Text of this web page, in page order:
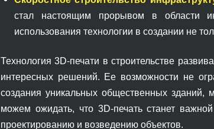
стал настоящим прорывом в области
использования технологии в создании не
Технология 3D-печати в строительстве
интересных решений. Ее возможности не
создания уникальных общественных
можем ожидать, что 3D-печать станет
проектированию и возведению объектов.